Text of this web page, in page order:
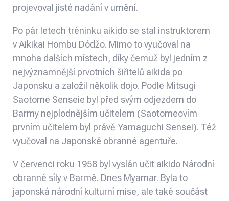
projevoval jisté nadání v umění.
Po pár letech tréninku aikido se stal instruktorem
vAikikai Hombu Dódžo. Mimo to vyučoval na
mnoha dalších místech, díky čemuž byl jedním z
nejvýznamnější prvotních šiřitelů aikida po
Japonsku a založil několik dojo. Podle Mitsugi
Saotome Senseie byl před svým odjezdem do
Barmy nejplodnějším učitelem (Saotomeovím
prvním učitelem byl právě Yamaguchi Sensei). Též
vyučoval na Japonské obranné agentuře.
V červenci roku 1958 byl vyslán učit aikido Národní
obranné síly v Barmě. Dnes Myamar. Byla to
japonská národní kulturní mise, ale také součást